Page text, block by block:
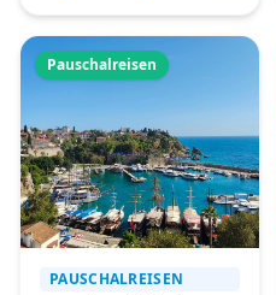
Pauschalreisen
PAUSCHALREISEN